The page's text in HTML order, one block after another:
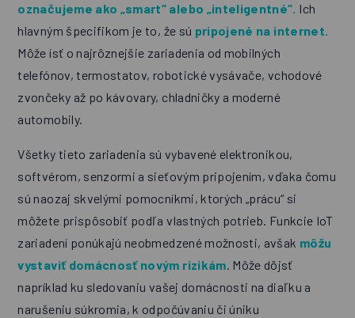
označujeme ako „smart“ alebo „inteligentné“. Ich
hlavným špecifikom je to, že sú pripojené na internet.
Môže ísť o najrôznejšie zariadenia od mobilných
telefónov, termostatov, robotické vysávače, vchodové
zvončeky až po kávovary, chladničky a moderné
automobily.
Všetky tieto zariadenia sú vybavené elektronikou,
softvérom, senzormi a sieťovým pripojením, vďaka čomu
sú naozaj skvelými pomocníkmi, ktorých „prácu“ si
môžete prispôsobiť podľa vlastných potrieb. Funkcie IoT
zariadení ponúkajú neobmedzené možnosti, avšak môžu
vystaviť domácnosť novým rizikám. Môže dôjsť
napríklad ku sledovaniu vašej domácnosti na diaľku a
narušeniu súkromia, k odpočúvaniu či úniku